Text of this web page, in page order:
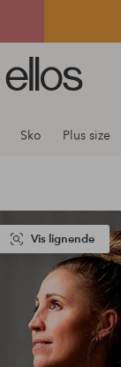
Ellos
logo
gåSko Plus size
Vis lignende